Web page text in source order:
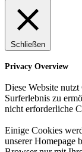
Schließen
Privacy Overview
Diese Website
Surferlebnis zu
nicht erforderliche
Einige Cookies
unserer Homepage